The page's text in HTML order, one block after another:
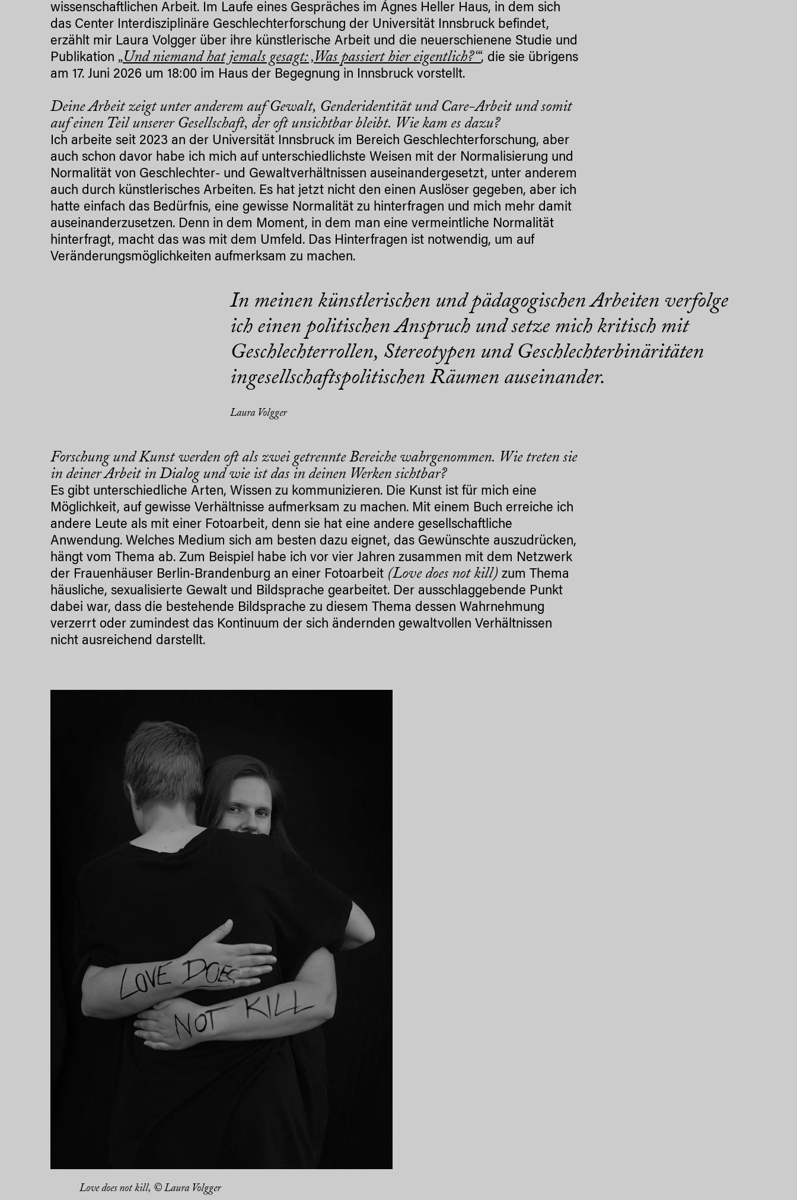
wissenschaftlichen Arbeit. Im Laufe eines Gespräches im Ágnes Heller Haus, in dem sich
das Center Interdisziplinäre Geschlechterforschung der Universität Innsbruck befindet,
erzählt mir Laura Volgger über ihre künstlerische Arbeit und die neuerschienene Studie und
Publikation „Und niemand hat jemals gesagt: ‚Was passiert hier eigentlich?‘“, die sie übrigens
am 17. Juni 2026 um 18:00 im Haus der Begegnung in Innsbruck vorstellt.
Deine Arbeit zeigt unter anderem auf Gewalt, Genderidentität und Care-Arbeit und somit
auf einen Teil unserer Gesellschaft, der oft unsichtbar bleibt. Wie kam es dazu?
Ich arbeite seit 2023 an der Universität Innsbruck im Bereich Geschlechterforschung, aber
auch schon davor habe ich mich auf unterschiedlichste Weisen mit der Normalisierung und
Normalität von Geschlechter- und Gewaltverhältnissen auseinandergesetzt, unter anderem
auch durch künstlerisches Arbeiten. Es hat jetzt nicht den einen Auslöser gegeben, aber ich
hatte einfach das Bedürfnis, eine gewisse Normalität zu hinterfragen und mich mehr damit
auseinanderzusetzen. Denn in dem Moment, in dem man eine vermeintliche Normalität
hinterfragt, macht das was mit dem Umfeld. Das Hinterfragen ist notwendig, um auf
Veränderungsmöglichkeiten aufmerksam zu machen.
In meinen künstlerischen und pädagogischen Arbeiten verfolge
ich einen politischen Anspruch und setze mich kritisch mit
Geschlechterrollen, Stereotypen und Geschlechterbinäritäten
ingesellschaftspolitischen Räumen auseinander.
Laura Volgger
Forschung und Kunst werden oft als zwei getrennte Bereiche wahrgenommen. Wie treten sie
in deiner Arbeit in Dialog und wie ist das in deinen Werken sichtbar?
Es gibt unterschiedliche Arten, Wissen zu kommunizieren. Die Kunst ist für mich eine
Möglichkeit, auf gewisse Verhältnisse aufmerksam zu machen. Mit einem Buch erreiche ich
andere Leute als mit einer Fotoarbeit, denn sie hat eine andere gesellschaftliche
Anwendung. Welches Medium sich am besten dazu eignet, das Gewünschte auszudrücken,
hängt vom Thema ab. Zum Beispiel habe ich vor vier Jahren zusammen mit dem Netzwerk
der Frauenhäuser Berlin-Brandenburg an einer Fotoarbeit (Love does not kill) zum Thema
häusliche, sexualisierte Gewalt und Bildsprache gearbeitet. Der ausschlaggebende Punkt
dabei war, dass die bestehende Bildsprache zu diesem Thema dessen Wahrnehmung
verzerrt oder zumindest das Kontinuum der sich ändernden gewaltvollen Verhältnissen
nicht ausreichend darstellt.
Love does not kill, © Laura Volgger